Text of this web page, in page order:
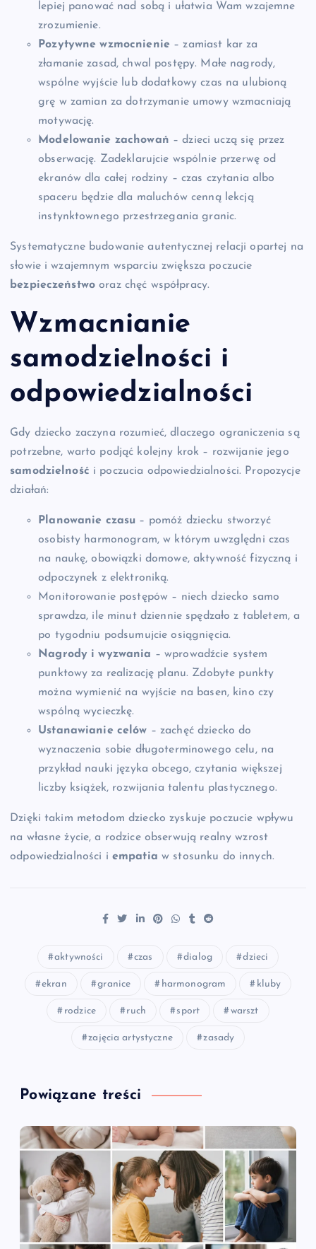
lepiej panować nad sobą i ułatwia Wam wzajemne
zrozumienie.
Pozytywne wzmocnienie – zamiast kar za
złamanie zasad, chwal postępy. Małe nagrody,
wspólne wyjście lub dodatkowy czas na ulubioną
grę w zamian za dotrzymanie umowy wzmacniają
motywację.
Modelowanie zachowań – dzieci uczą się przez
obserwację. Zadeklarujcie wspólnie przerwę od
ekranów dla całej rodziny – czas czytania albo
spaceru będzie dla maluchów cenną lekcją
instynktownego przestrzegania granic.
Systematyczne budowanie autentycznej relacji opartej na
słowie i wzajemnym wsparciu zwiększa poczucie
bezpieczeństwo oraz chęć współpracy.
Wzmacnianie
samodzielności i
odpowiedzialności
Gdy dziecko zaczyna rozumieć, dlaczego ograniczenia są
potrzebne, warto podjąć kolejny krok – rozwijanie jego
samodzielność i poczucia odpowiedzialności. Propozycje
działań:
Planowanie czasu – pomóż dziecku stworzyć
osobisty harmonogram, w którym uwzględni czas
na naukę, obowiązki domowe, aktywność fizyczną i
odpoczynek z elektroniką.
Monitorowanie postępów – niech dziecko samo
sprawdza, ile minut dziennie spędzało z tabletem, a
po tygodniu podsumujcie osiągnięcia.
Nagrody i wyzwania – wprowadźcie system
punktowy za realizację planu. Zdobyte punkty
można wymienić na wyjście na basen, kino czy
wspólną wycieczkę.
Ustanawianie celów – zachęć dziecko do
wyznaczenia sobie długoterminowego celu, na
przykład nauki języka obcego, czytania większej
liczby książek, rozwijania talentu plastycznego.
Dzięki takim metodom dziecko zyskuje poczucie wpływu
na własne życie, a rodzice obserwują realny wzrost
odpowiedzialności i empatia w stosunku do innych.
aktywności czas dialog dzieci
ekran granice harmonogram kluby
rodzice ruch sport warszt
zajęcia artystyczne zasady
Powiązane treści